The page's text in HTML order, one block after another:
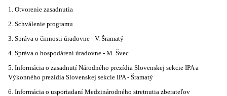
1. Otvorenie zasadnutia
2. Schválenie programu
3. Správa o činnosti úradovne - V. Šramatý
4. Správa o hospodárení úradovne - M. Švec
5. Informácia o zasadnutí Národného prezídia Slovenskej sekcie IPA a
Výkonného prezídia Slovenskej sekcie IPA - Šramatý
6. Informácia o usporiadaní Medzinárodného stretnutia zberateľov